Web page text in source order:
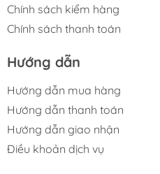
Chính sách kiểm hàng
Chính sách thanh toán
Hướng dẫn
Hướng dẫn mua hàng
Hướng dẫn thanh toán
Hướng dẫn giao nhận
Điều khoản dịch vụ